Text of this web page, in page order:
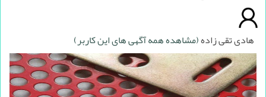
هادی تقی زاده(مشاهده همه آگهی های این کاربر)